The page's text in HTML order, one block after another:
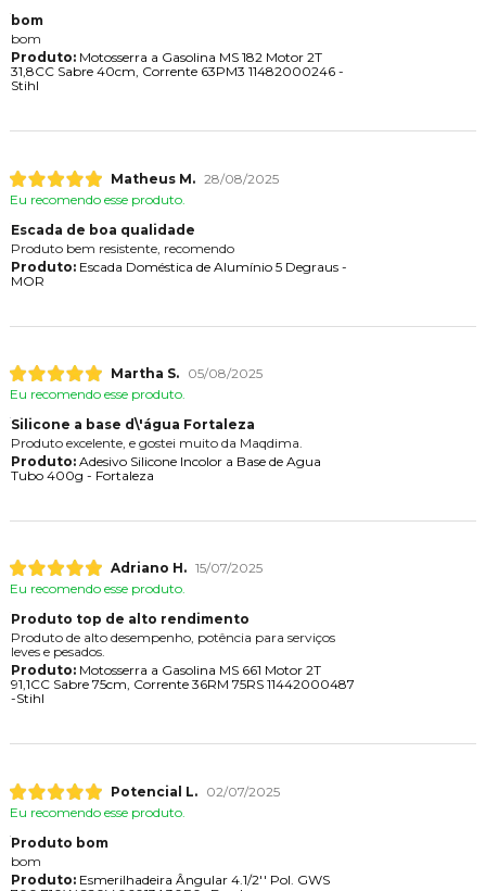
bom
bom
Produto:Motosserra a Gasolina MS 182 Motor 2T
31,8CC Sabre 40cm, Corrente 63PM3 11482000246 -
Stihl
Matheus M. 28/08/2025
Eu recomendo esse produto.
Escada de boa qualidade
Produto bem resistente, recomendo
Produto:Escada Doméstica de Alumínio 5 Degraus -
MOR
Martha S.
05/08/2025
Eu recomendo esse produto.
Silicone a base d\'água Fortaleza
Produto excelente, e gostei muito da Maqdima.
Produto:Adesivo Silicone Incolor a Base de Agua
Tubo 400g - Fortaleza
Adriano H. 15/07/2025
Eu recomendo esse produto.
Produto top de alto rendimento
Produto de alto desempenho, potência para serviços
leves e pesados.
Produto:Motosserra a Gasolina MS 661 Motor 2T
91,1CC Sabre 75cm, Corrente 36RM 75RS 11442000487
-Stihl
Potencial L.
02/07/2025
Eu recomendo esse produto.
Produto bom
bom
Produto:Esmerilhadeira Ângular 4.1/2'' Pol. GWS